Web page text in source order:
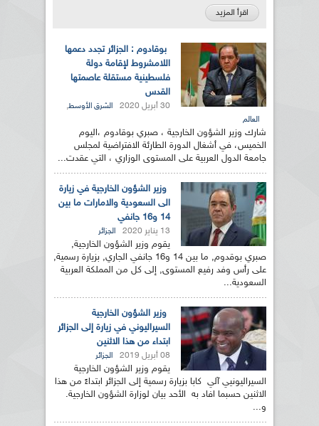
اقرأ المزيد
بوقادوم : الجزائر تجدد دعمها
اللامشروط لإقامة دولة
فلسطينية مستقلة عاصمتها
القدس
30 أبريل 2020 الشرق الأوسط,
العالم
شارك وزير الشؤون الخارجية ، صبري بوقادوم ،اليوم
الخميس، في أشغال الدورة الطارئة الافتراضية لمجلس
جامعة الدول العربية على المستوى الوزاري ، التي عقدت...
وزير الشؤون الخارجية في زيارة
الى السعودية والامارات ما بين
14 و16 جانفي
13 يناير 2020 الجزائر
يقوم وزير الشؤون الخارجية,
صبري بوقدوم, ما بين 14 و16 جانفي الجاري, بزيارة رسمية,
على رأس وفد رفيع المستوى, إلى كل من المملكة العربية
السعودية...
وزير الشؤون الخارجية
السيراليوني في زيارة إلى الجزائر
ابتداء من هذا الاثنين
08 أبريل 2019 الجزائر
يقوم وزير الشؤون الخارجية
السيراليونيي آلي كابا بزيارة رسمية إلى الجزائر ابتداءً من هذا
الاثنين حسبما افاد به الأحد بيان لوزارة الشؤون الخارجية.
و...